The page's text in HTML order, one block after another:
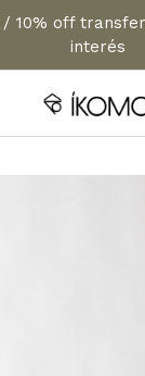
10% off
interés